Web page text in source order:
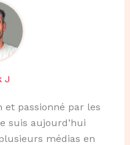
J
passionné par les
suis aujourd’hui
médias en